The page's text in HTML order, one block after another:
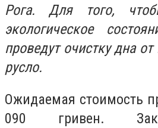
Рога. Для того,
экологическое
проведут очистку дна
русло.
Ожидаемая стоимость
090 гривен.